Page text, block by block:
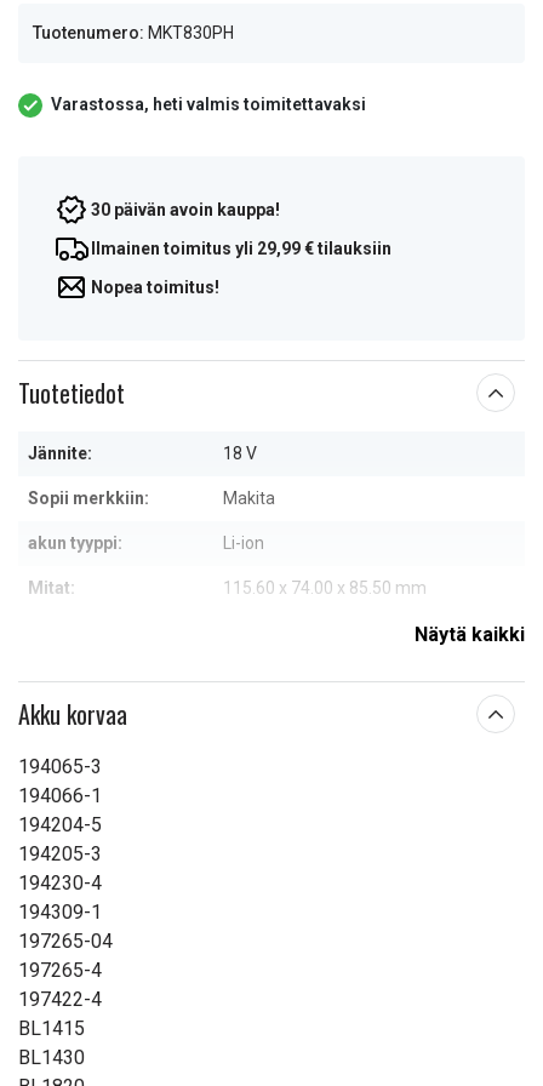
Tuotenumero: MKT830PH
Varastossa, heti valmis toimitettavaksi
30 päivän avoin kauppa!
Ilmainen toimitus yli 29,99 € tilauksiin
Nopea toimitus!
Tuotetiedot
Jännite: 18 V
Sopii merkkiin: Makita
akun tyyppi: Li-ion
Mitat: 115.60 x 74.00 x 85.50 mm
Näytä kaikki
Akku korvaa
194065-3
194066-1
194204-5
194205-3
194230-4
194309-1
197265-04
197265-4
197422-4
BL1415
BL1430